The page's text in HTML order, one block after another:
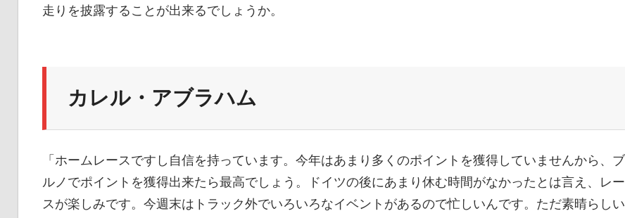
走りを披露することが出来るでしょうか。
カレル・アブラハム
「ホームレースですし自信を持っています。今年はあまり多くのポイントを獲得していませんから、ブ
ルノでポイントを獲得出来たら最高でしょう。ドイツの後にあまり休む時間がなかったとは言え、レー
スが楽しみです。今週末はトラック外でいろいろなイベントがあるので忙しいんです。ただ素晴らしい